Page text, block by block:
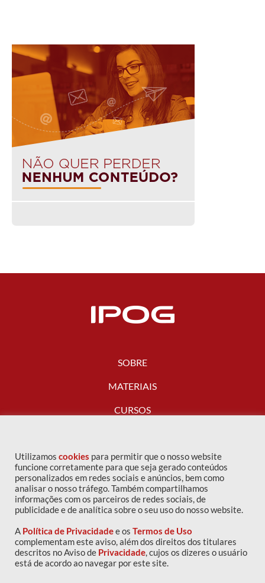
SOBRE
MATERIAIS
CURSOS
FALE CONOSCO
Copyright © 2016 IPOG - Todos os direitos reservados
Política de privacidade
Utilizamos cookies para permitir que o nosso website
funcione corretamente para que seja gerado conteúdos
personalizados em redes sociais e anúncios, bem como
analisar o nosso tráfego. Também compartilhamos
informações com os parceiros de redes sociais, de
publicidade e de analítica sobre o seu uso do nosso website.
A Política de Privacidadee os Termos de Uso
complementam este aviso, além dos direitos dos titulares
descritos no Aviso de Privacidade, cujos os dizeres o usuário
está de acordo ao navegar por este site.